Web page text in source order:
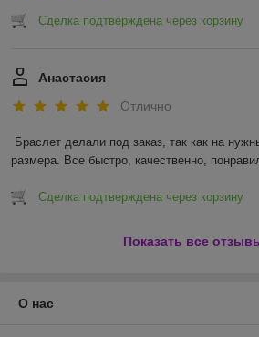
Сделка подтверждена через корзину
Анастасия
Отлично
Браслет делали под заказ, так как на
размера. Все быстро, качественно,
Сделка подтверждена через корзину
Показать все
О нас